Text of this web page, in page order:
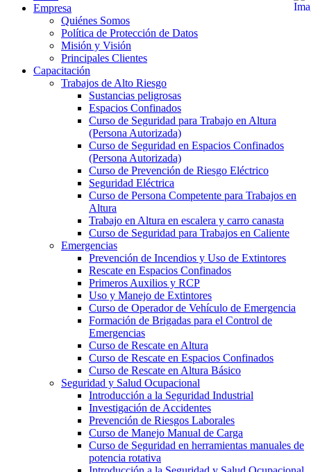
Empresa
Quiénes Somos
Política de Protección de Datos
Misión y Visión
Principales Clientes
Capacitación
Trabajos de Alto Riesgo
Sustancias peligrosas
Espacios Confinados
Curso de Seguridad para Trabajo en Altura
(Persona Autorizada)
Curso de Seguridad en Espacios Confinados
(Persona Autorizada)
Curso de Prevención de Riesgo Eléctrico
Seguridad Eléctrica
Curso de Persona Competente para Trabajos en
Altura
Trabajo en Altura en escalera y carro canasta
Curso de Seguridad para Trabajos en Caliente
Emergencias
Prevención de Incendios y Uso de Extintores
Rescate en Espacios Confinados
Primeros Auxilios y RCP
Uso y Manejo de Extintores
Curso de Operador de Vehículo de Emergencia
Formación de Brigadas para el Control de
Emergencias
Curso de Rescate en Altura
Curso de Rescate en Espacios Confinados
Curso de Rescate en Altura Básico
Seguridad y Salud Ocupacional
Introducción a la Seguridad Industrial
Investigación de Accidentes
Prevención de Riesgos Laborales
Curso de Manejo Manual de Carga
Curso de Seguridad en herramientas manuales de
potencia rotativa